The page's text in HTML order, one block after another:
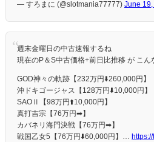
— すろまに (@slotmania77777) June 19,
週末金曜日の中古速報するね
現在のP＆S中古価格+前日比推移 が こん
GOD神々の軌跡【232万円⬇️260,000円】
沖ドキゴージャス【128万円⬇️10,000円】
SAOⅡ【98万円⬆️10,000円】
真打吉宗【76万円➡】
カバネリ海門決戦【76万円➡】
戦国乙女5【76万円⬇️60,000円】…